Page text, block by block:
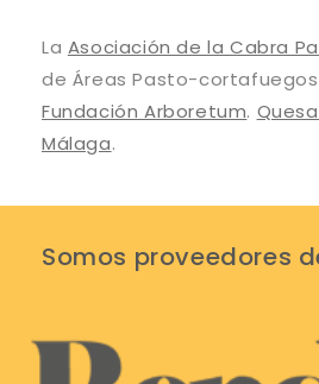
La Asociación de la Cabra
de Áreas Pasto-
Fundación Arboretum.
Málaga.
Somos proveedores